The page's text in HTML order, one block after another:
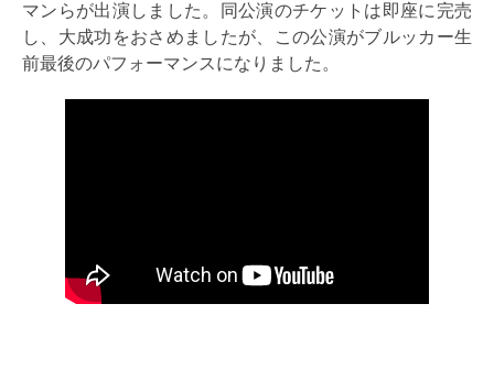
マンらが出演しました。同公演のチケットは即座に完売
し、大成功をおさめましたが、この公演がブルッカー生
前最後のパフォーマンスになりました。